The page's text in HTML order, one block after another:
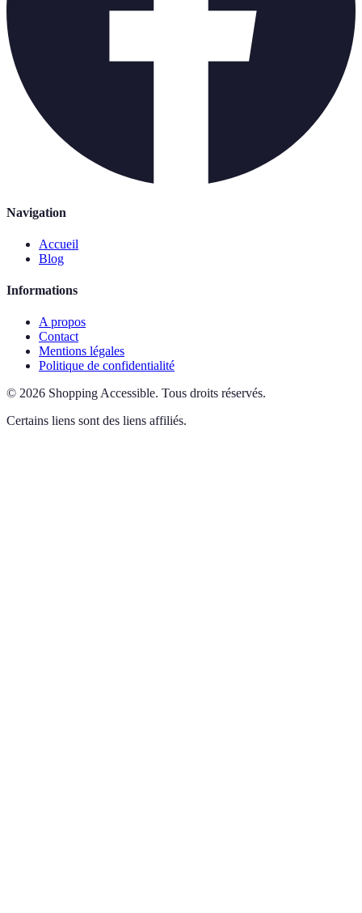
Navigation
Accueil
Blog
Informations
A propos
Contact
Mentions légales
Politique de confidentialité
© 2026 Shopping Accessible. Tous droits réservés.
Certains liens sont des liens affiliés.